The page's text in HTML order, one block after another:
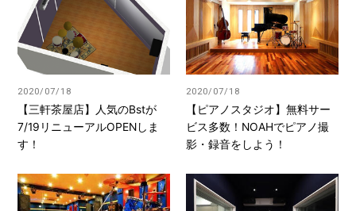
2020/07/18
【三軒茶屋店】人気のBstが
7/19リニューアルOPENしま
す！
2020/07/18
【ピアノスタジオ】無料サー
ビス多数！NOAHでピアノ撮
影・録音をしよう！